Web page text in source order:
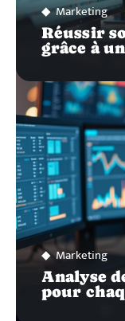
Marketing
Réussir
grâce à
Marketing
Analyse
pour